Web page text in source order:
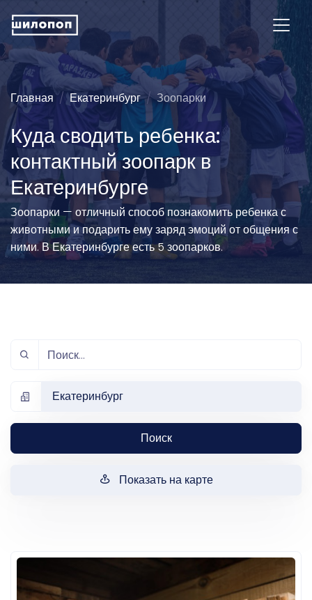
Главная Екатеринбург Зоопарки
Куда сводить ребенка:
контактный зоопарк в
Екатеринбурге
Зоопарки — отличный способ познакомить ребенка с
животными и подарить ему заряд эмоций от общения с
ними. В Екатеринбурге есть 5 зоопарков.
Екатеринбург
Поиск
Показать на карте